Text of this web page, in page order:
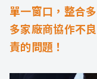
單一窗口，整合
多家廠商協作不
責的問題！